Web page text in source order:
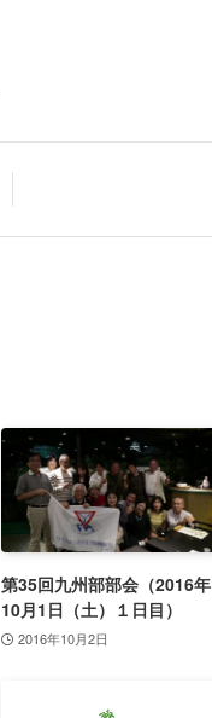
第35回九州部部会（2016年
10月1日（土）１日目）
2016年10月2日